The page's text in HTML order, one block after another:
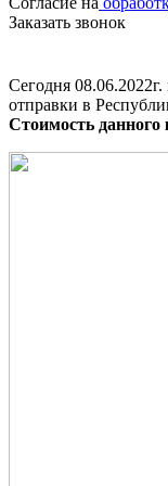
Заказать звонок
Сегодня
отправки в
Стоимость данного